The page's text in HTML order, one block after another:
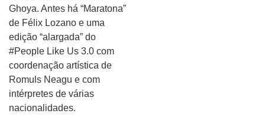
Ghoya. Antes há “Maratona”
de Félix Lozano e uma
edição “alargada” do
#People Like Us 3.0 com
coordenação artística de
Romuls Neagu e com
intérpretes de várias
nacionalidades.